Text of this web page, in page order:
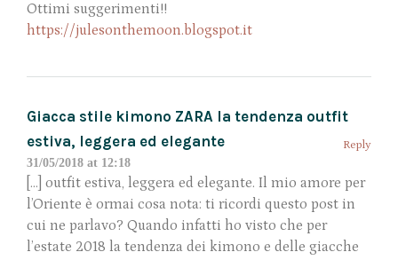
Ottimi suggerimenti!!
https://julesonthemoon.blogspot.it
Giacca stile kimono ZARA la tendenza outfit
estiva, leggera ed elegante
31/05/2018 at 12:18
Reply
[…] outfit estiva, leggera ed elegante. Il mio amore per
l’Oriente è ormai cosa nota: ti ricordi questo post in
cui ne parlavo? Quando infatti ho visto che per
l’estate 2018 la tendenza dei kimono e delle giacche